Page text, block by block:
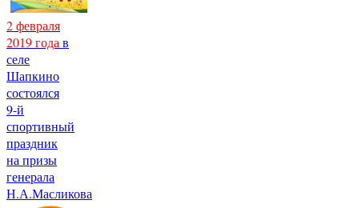
2 февраля
2019 года в
селе
Шапкино
состоялся
9-й
спортивный
праздник
на призы
генерала
Н.А.Масликова